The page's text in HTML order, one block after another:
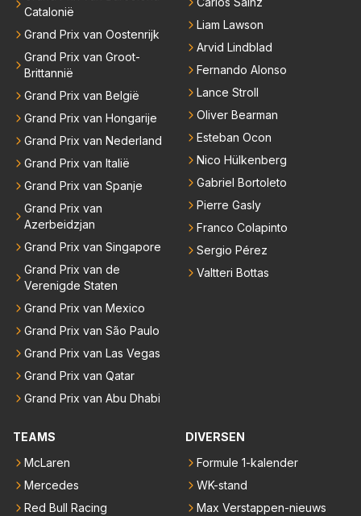
Catalonië
Grand Prix van Oostenrijk
Grand Prix van Groot-
Brittannië
Grand Prix van België
Grand Prix van Hongarije
Grand Prix van Nederland
Grand Prix van Italië
Grand Prix van Spanje
Grand Prix van
Azerbeidzjan
Grand Prix van Singapore
Grand Prix van de
Verenigde Staten
Grand Prix van Mexico
Grand Prix van São Paulo
Grand Prix van Las Vegas
Grand Prix van Qatar
Grand Prix van Abu Dhabi
Liam Lawson
Arvid Lindblad
Fernando Alonso
Lance Stroll
Oliver Bearman
Esteban Ocon
Nico Hülkenberg
Gabriel Bortoleto
Pierre Gasly
Franco Colapinto
Sergio Pérez
Valtteri Bottas
TEAMS
McLaren
Mercedes
Red Bull Racing
DIVERSEN
Formule 1-kalender
WK-stand
Max Verstappen-nieuws